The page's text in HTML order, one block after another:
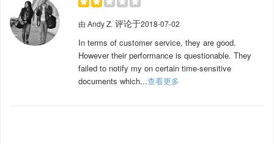
由 Andy Z. 评论于2018-07-02
In terms of customer service, they are good.
However their performance is questionable. They
failed to notify my on certain time-sensitive
documents which...查看更多